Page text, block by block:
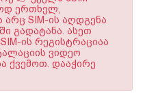
ერთხელ,
არც SIM-ის აღდგენა
გადატანა. ასეთ
ის რეგისტრაციაა
ვიდეო
ქვემოთ. დააჭირე